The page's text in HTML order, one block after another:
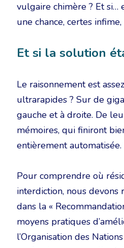
vulgaire chimère ? Et si…
une chance, certes
Et si la solution
Le raisonnement est
ultrarapides ? Sur de
gauche et à droite. De
mémoires, qui finiront
entièrement
Pour comprendre où
interdiction, nous
dans la «
moyens pratiques
l’Organisation des